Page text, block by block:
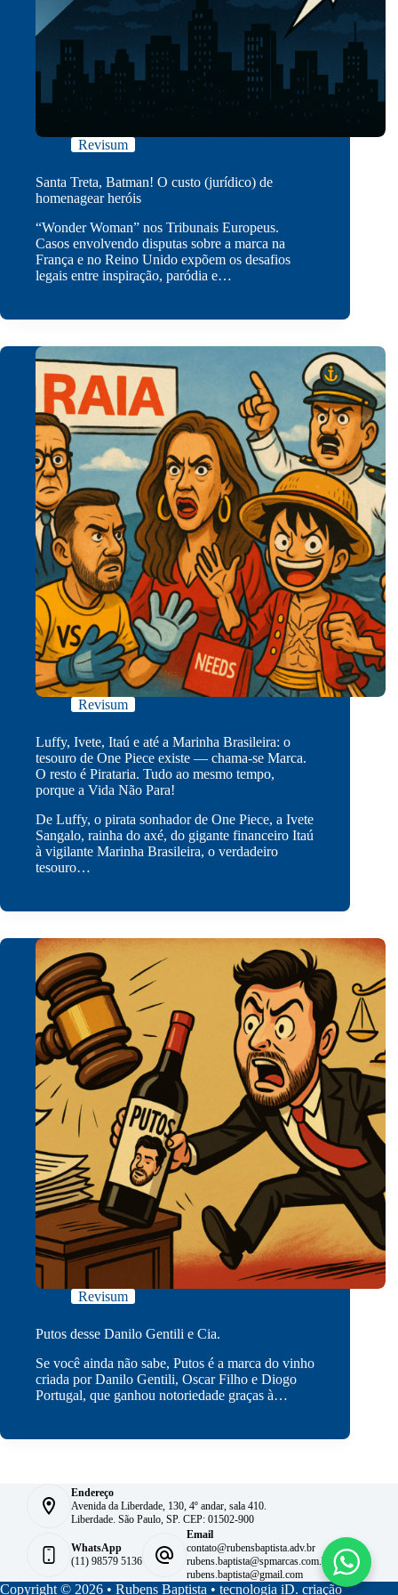
Revisum
Santa Treta, Batman! O custo (jurídico) de
homenagear heróis
“Wonder Woman” nos Tribunais Europeus.
Casos envolvendo disputas sobre a marca na
França e no Reino Unido expõem os desafios
legais entre inspiração, paródia e…
Revisum
Luffy, Ivete, Itaú e até a Marinha Brasileira: o
tesouro de One Piece existe — chama-se Marca.
O resto é Pirataria. Tudo ao mesmo tempo,
porque a Vida Não Para!
De Luffy, o pirata sonhador de One Piece, a Ivete
Sangalo, rainha do axé, do gigante financeiro Itaú
à vigilante Marinha Brasileira, o verdadeiro
tesouro…
Revisum
Putos desse Danilo Gentili e Cia.
Se você ainda não sabe, Putos é a marca do vinho
criada por Danilo Gentili, Oscar Filho e Diogo
Portugal, que ganhou notoriedade graças à…
Endereço
Avenida da Liberdade, 130, 4º andar, sala 410.
Liberdade. São Paulo, SP. CEP: 01502-900
WhatsApp
(11) 98579 5136
Email
contato@rubensbaptista.adv.br
rubens.baptista@spmarcas.com.br
rubens.baptista@gmail.com
Copyright © 2026 • Rubens Baptista • tecnologia iD. criação